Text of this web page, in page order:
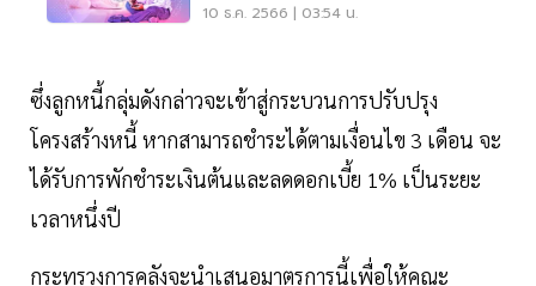
10 ธ.ค. 2566 | 03:54 น.
ซึ่งลูกหนี้กลุ่มดังกล่าวจะเข้าสู่กระบวนการปรับปรุง
โครงสร้างหนี้ หากสามารถชำระได้ตามเงื่อนไข 3 เดือน จะ
ได้รับการพักชำระเงินต้นและลดดอกเบี้ย 1% เป็นระยะ
เวลาหนึ่งปี
กระทรวงการคลังจะนำเสนอมาตรการนี้เพื่อให้คณะ